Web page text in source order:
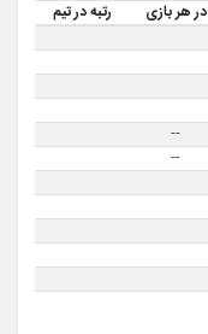
در هر بازی
رتبه در تیم
--
--